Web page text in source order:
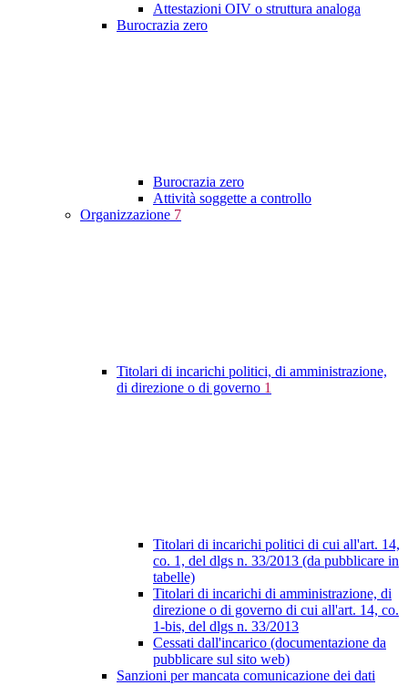
Attestazioni OIV o struttura analoga
Burocrazia zero
Burocrazia zero
Attività soggette a controllo
Organizzazione 7
Titolari di incarichi politici, di amministrazione,
di direzione o di governo 1
Titolari di incarichi politici di cui all'art. 14,
co. 1, del dlgs n. 33/2013 (da pubblicare in
tabelle)
Titolari di incarichi di amministrazione, di
direzione o di governo di cui all'art. 14, co.
1-bis, del dlgs n. 33/2013
Cessati dall'incarico (documentazione da
pubblicare sul sito web)
Sanzioni per mancata comunicazione dei dati